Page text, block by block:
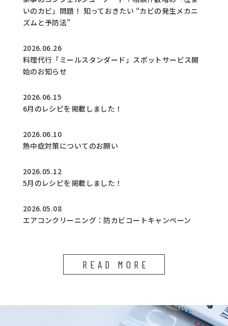
いのカビ」問題！ 知っておきたい “カビの発生メカニ
ズムと予防法”
2026.06.26
料理代行「ミールスタンダード」スポットサービス開
始のお知らせ
2026.06.15
6月のレシピを掲載しました！
2026.06.10
熱中症対策についてのお願い
2026.05.12
5月のレシピを掲載しました！
2026.05.08
エアコンクリーニング：防カビコートキャンペーン
READ MORE